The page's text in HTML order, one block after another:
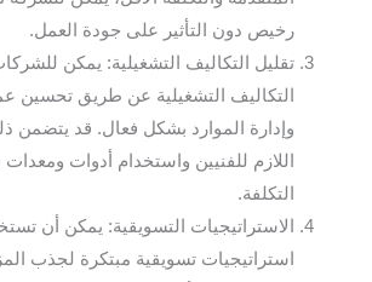
رخيص دون التأثير على جودة العمل.
تقليل التكاليف التشغيلية: يمكن
التكاليف التشغيلية عن طريق تحسين
وإدارة الموارد بشكل فعال. قد يتضمن
اللازم للفنيين واستخدام أدوات
التكلفة.
الاستراتيجيات التسويقية: يمكن أن
استراتيجيات تسويقية مبتكرة لجذب